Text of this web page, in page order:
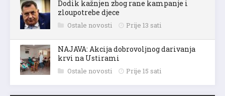
Dodik kažnjen zbog rane kampanje i
zloupotrebe djece
Ostale novosti Prije 13 sati
NAJAVA: Akcija dobrovoljnog darivanja
krvi na Ustirami
Ostale novosti Prije 15 sati